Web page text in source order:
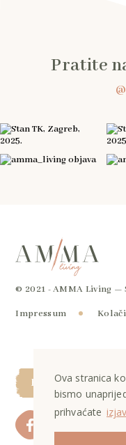
Ova stranica
bismo
prihvaćate
Pratite
© 2021 - AMMA Living —
Impressum